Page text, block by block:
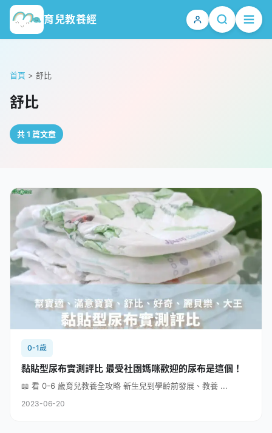
育兒教養經
首頁 > 舒比
舒比
共 1 篇文章
0-1歲
黏貼型尿布實測評比 最受社團媽咪歡迎的尿布是這個！
📖 看 0-6 歲育兒教養全攻略 新生兒到學齡前發展、教養 ...
2023-06-20